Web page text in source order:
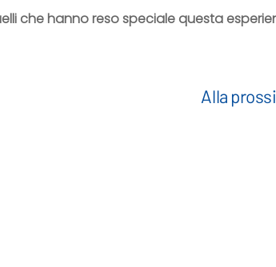
che hanno reso speciale questa
Alla